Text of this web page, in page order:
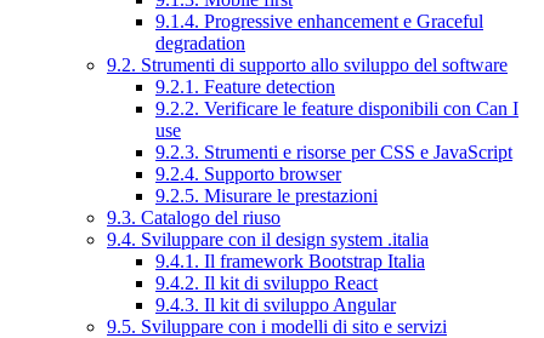
9.1.4. Progressive enhancement e Graceful
degradation
9.2. Strumenti di supporto allo sviluppo del software
9.2.1. Feature detection
9.2.2. Verificare le feature disponibili con Can I
use
9.2.3. Strumenti e risorse per CSS e JavaScript
9.2.4. Supporto browser
9.2.5. Misurare le prestazioni
9.3. Catalogo del riuso
9.4. Sviluppare con il design system .italia
9.4.1. Il framework Bootstrap Italia
9.4.2. Il kit di sviluppo React
9.4.3. Il kit di sviluppo Angular
9.5. Sviluppare con i modelli di sito e servizi